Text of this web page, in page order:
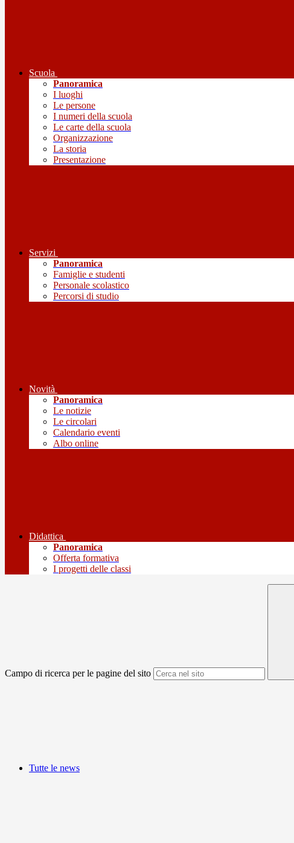
Scuola
Panoramica
I luoghi
Le persone
I numeri della scuola
Le carte della scuola
Organizzazione
La storia
Presentazione
Servizi
Panoramica
Famiglie e studenti
Personale scolastico
Percorsi di studio
Novità
Panoramica
Le notizie
Le circolari
Calendario eventi
Albo online
Didattica
Panoramica
Offerta formativa
I progetti delle classi
Campo di ricerca per le pagine del sito
Tutte le news